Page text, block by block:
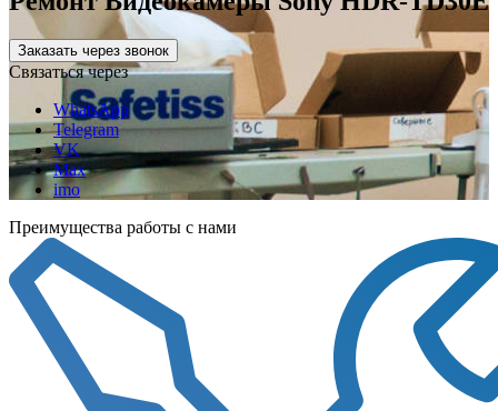
Заказать через звонок
Связаться через
WhatsApp
Telegram
VK
Max
imo
Преимущества работы с нами